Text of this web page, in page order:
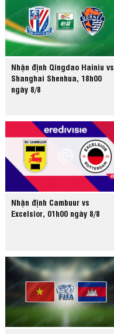
Nhận định Qingdao Hainiu vs
Shanghai Shenhua, 18h00
ngày 8/8
Nhận định Cambuur vs
Excelsior, 01h00 ngày 8/8